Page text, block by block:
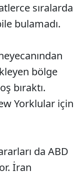
sıralarda
bulamadı.
bölge
bıraktı.
Yorklular için
da ABD
İran